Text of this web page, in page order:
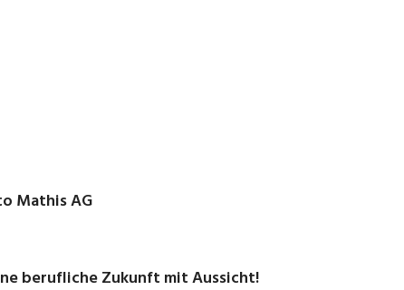
Mathis AG
berufliche Zukunft mit Aussicht!